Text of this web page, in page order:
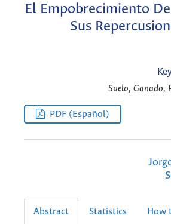
El Empobrecimiento
Sus
Suelo, Ganado,
PDF (Español)
Abstract Statistics How